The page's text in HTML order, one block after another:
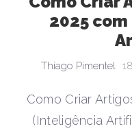
2025
Thiago Pimentel
Como Criar
(Inteligência